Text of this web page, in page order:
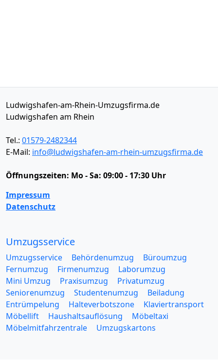
Ludwigshafen-am-Rhein-Umzugsfirma.de
Ludwigshafen am Rhein
Tel.: 01579-2482344
E-Mail: info@ludwigshafen-am-rhein-umzugsfirma.de
Öffnungszeiten: Mo - Sa: 09:00 - 17:30 Uhr
Impressum
Datenschutz
Umzugsservice
Umzugsservice Behördenumzug
Büroumzug
Fernumzug
Firmenumzug
Laborumzug
Mini Umzug
Praxisumzug
Privatumzug
Seniorenumzug
Studentenumzug
Beiladung
Entrümpelung
Halteverbotszone
Klaviertransport
Möbellift
Haushaltsauflösung
Möbeltaxi
Möbelmitfahrzentrale
Umzugskartons